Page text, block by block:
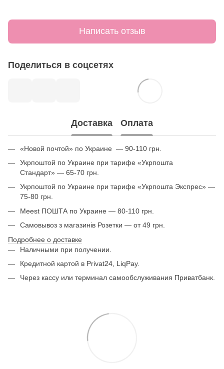
Написать отзыв
Поделиться в соцсетях
Доставка Оплата
«Новой почтой» по Украине — 90-110 грн.
Укрпоштой по Украине при тарифе «Укрпошта
Стандарт» — 65-70 грн.
Укрпоштой по Украине при тарифе «Укрпошта Экспрес» —
75-80 грн.
Meest ПОШТА по Украине — 80-110 грн.
Самовывоз з магазинів Розетки — от 49 грн.
Подробнее о доставке
Наличными при получении.
Кредитной картой в Privat24, LiqPay.
Через кассу или терминал самообслуживания Приватбанк.